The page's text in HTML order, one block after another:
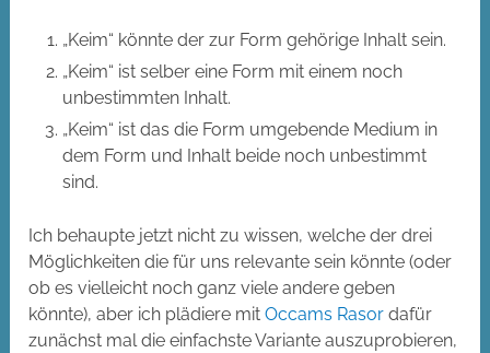
„Keim“ könnte der zur Form gehörige Inhalt sein.
„Keim“ ist selber eine Form mit einem noch
unbestimmten Inhalt.
„Keim“ ist das die Form umgebende Medium in
dem Form und Inhalt beide noch unbestimmt
sind.
Ich behaupte jetzt nicht zu wissen, welche der drei
Möglichkeiten die für uns relevante sein könnte (oder
ob es vielleicht noch ganz viele andere geben
könnte), aber ich plädiere mitOccams Rasor dafür
zunächst mal die einfachste Variante auszuprobieren,